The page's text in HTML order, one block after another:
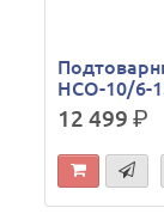
НСО-10/6-
12 499р.